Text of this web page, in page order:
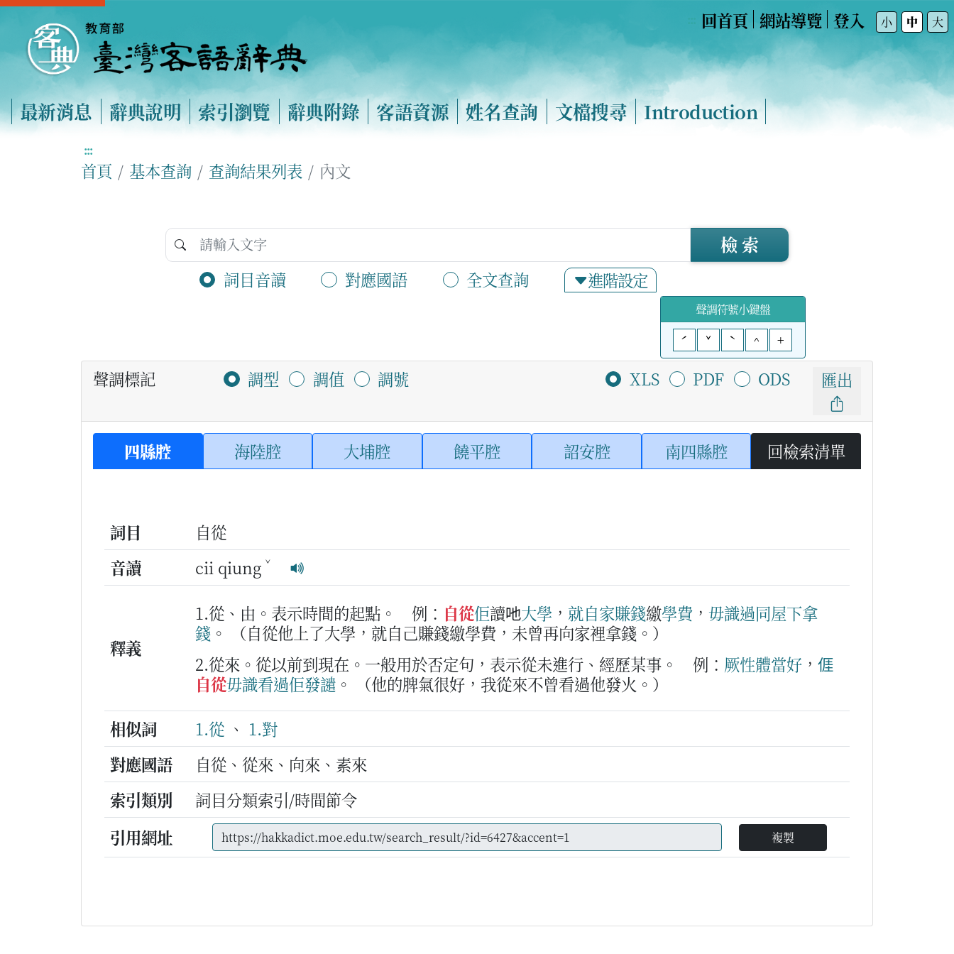
回首頁 網站導覽 登入 小 中 大
最新消息 辭典說明 索引瀏覽 辭典附錄 客語資源 姓名查詢 文檔搜尋 Introduction
:::
首頁 基本查詢 查詢結果列表 內文
詞目音讀 對應國語 全文查詢 進階設定
檢 索
聲調符號小鍵盤
ˊ
ˇ ˋ ^ +
聲調標記 調型 調值 調號 XLS PDF ODS 匯出
四縣腔 海陸腔 大埔腔 饒平腔 詔安腔 南四縣腔 回檢索清單
詞目
自從
音讀
cii qiung ˇ
釋義
1.從、由。表示時間的起點。 例： 自從佢讀吔大學 ， 就自家賺錢繳學費 ， 毋識過同屋下拿
錢 。
（自從他上了大學，就自己賺錢繳學費，未曾再向家裡拿錢。）
2.從來。從以前到現在。一般用於否定句，表示從未進行、經歷某事。
例： 厥性體當好 ， 𠊎
自從毋識看過佢發譴 。
（他的脾氣很好，我從來不曾看過他發火。）
相似詞
1.從 、 1.對
對應國語
自從、從來、向來、素來
索引類別
詞目分類索引/時間節令
引用網址
複製